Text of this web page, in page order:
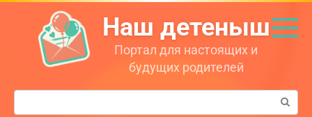
Перейти
контенту
Наш детеныш
Портал для настоящих и
будущих родителей
Поиск: